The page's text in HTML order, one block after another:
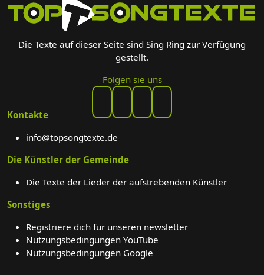
Die Texte auf dieser Seite sind Sing Ring zur Verfügung
gestellt.
Folgen sie uns
Kontakte
info@topsongtexte.de
Die Künstler der Gemeinde
Die Texte der Lieder der aufstrebenden Künstler
Sonstiges
Registriere dich für unseren newsletter
Nutzungsbedingungen YouTube
Nutzungsbedingungen Google